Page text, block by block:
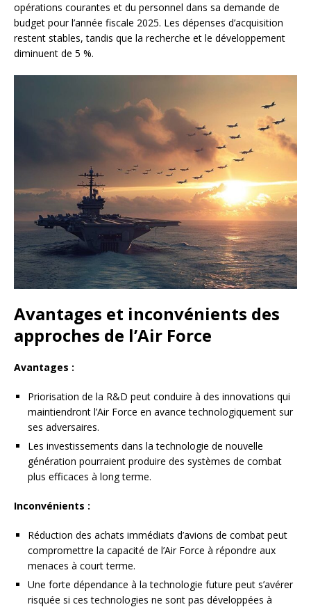
opérations courantes et du personnel dans sa demande de
budget pour l’année fiscale 2025. Les dépenses d’acquisition
restent stables, tandis que la recherche et le développement
diminuent de 5 %.
Avantages et inconvénients des
approches de l’Air Force
Avantages :
Priorisation de la R&D peut conduire à des innovations qui
maintiendront l’Air Force en avance technologiquement sur
ses adversaires.
Les investissements dans la technologie de nouvelle
génération pourraient produire des systèmes de combat
plus efficaces à long terme.
Inconvénients :
Réduction des achats immédiats d’avions de combat peut
compromettre la capacité de l’Air Force à répondre aux
menaces à court terme.
Une forte dépendance à la technologie future peut s’avérer
risquée si ces technologies ne sont pas développées à